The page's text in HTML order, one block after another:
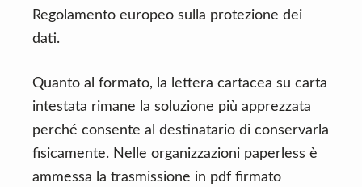
Regolamento europeo sulla protezione dei
dati.
Quanto al formato, la lettera cartacea su carta
intestata rimane la soluzione più apprezzata
perché consente al destinatario di conservarla
fisicamente. Nelle organizzazioni paperless è
ammessa la trasmissione in pdf firmato